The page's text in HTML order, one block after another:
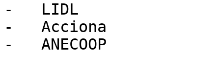
-   LIDL
-   Acciona
-   ANECOOP